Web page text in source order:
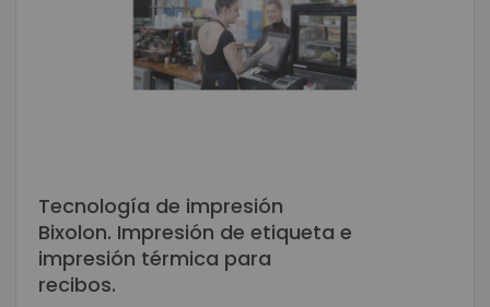
Tecnología de impresión
Bixolon. Impresión de etiqueta e
impresión térmica para
recibos.